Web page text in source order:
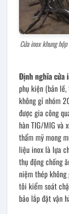
Cửa inox khung
Định nghĩa cửa
phụ kiện (bản
không gỉ nhóm
được gia công
hàn TIG/MIG và
thẩm mỹ mong
liệu inox là lựa
thụ động chống
niệm thép
tôi kiểm soát
bảo lắp đặt vận